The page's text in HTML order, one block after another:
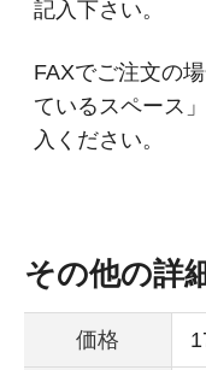
記入下さい。
FAXでご注文の
ているスペース
入ください。
その他の詳
価格